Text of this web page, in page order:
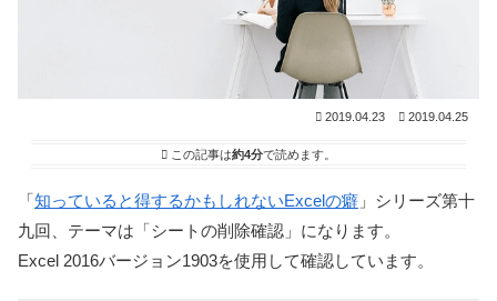
2019.04.23 2019.04.25
この記事は約4分で読めます。
「 知っていると得するかもしれないExcelの癖 」シリーズ第十
九回、テーマは「シートの削除確認」になります。
Excel 2016バージョン1903を使用して確認しています。